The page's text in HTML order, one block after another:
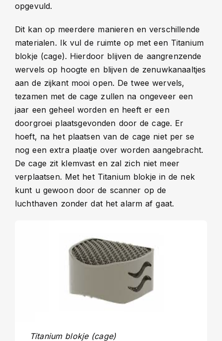
opgevuld.
Dit kan op meerdere manieren en verschillende
materialen. Ik vul de ruimte op met een Titanium
blokje (cage). Hierdoor blijven de aangrenzende
wervels op hoogte en blijven de zenuwkanaaltjes
aan de zijkant mooi open. De twee wervels,
tezamen met de cage zullen na ongeveer een
jaar een geheel worden en heeft er een
doorgroei plaatsgevonden door de cage. Er
hoeft, na het plaatsen van de cage niet per se
nog een extra plaatje over worden aangebracht.
De cage zit klemvast en zal zich niet meer
verplaatsen. Met het Titanium blokje in de nek
kunt u gewoon door de scanner op de
luchthaven zonder dat het alarm af gaat.
Titanium blokje (cage)